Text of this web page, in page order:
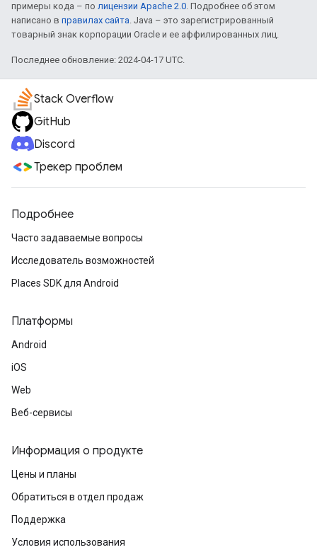
примеры кода – по лицензии Apache 2.0. Подробнее об этом
написано в правилах сайта. Java – это зарегистрированный
товарный знак корпорации Oracle и ее аффилированных лиц.
Последнее обновление: 2024-04-17 UTC.
Stack Overflow
GitHub
Discord
Трекер проблем
Подробнее
Часто задаваемые вопросы
Исследователь возможностей
Places SDK для Android
Платформы
Android
iOS
Web
Веб-сервисы
Информация о продукте
Цены и планы
Обратиться в отдел продаж
Поддержка
Условия использования